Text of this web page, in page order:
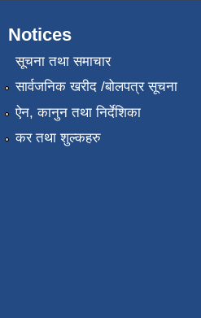
Notices
सूचना तथा समाचार
सार्वजनिक खरीद /बोलपत्र सूचना
ऐन, कानुन तथा निर्देशिका
कर तथा शुल्कहरु